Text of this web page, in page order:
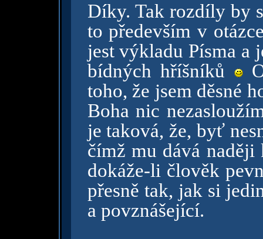
Díky. Tak rozdíly by
to především v
jest výkladu Písma a
bídných hříšníků
toho, že jsem děsné
Boha nic
je taková, že, byť
čímž mu dává naději
dokáže-li člověk
přesně tak, jak si
a povznášející.